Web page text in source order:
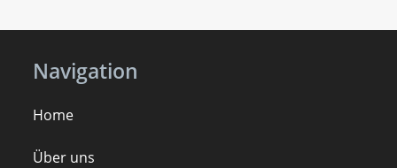
Navigation
Home
Über uns